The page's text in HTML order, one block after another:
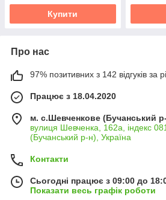
Купити
Про нас
97% позитивних з 142 відгуків за
Працює з 18.04.2020
м. с.Шевченкове (Бучанський
вулиця Шевченка, 162а, індекс
(Бучанський р-н), Україна
Контакти
Сьогодні працює з 09:00 до
Показати весь графік роботи